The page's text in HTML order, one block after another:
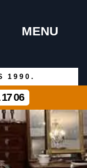
MENU
1990.
06